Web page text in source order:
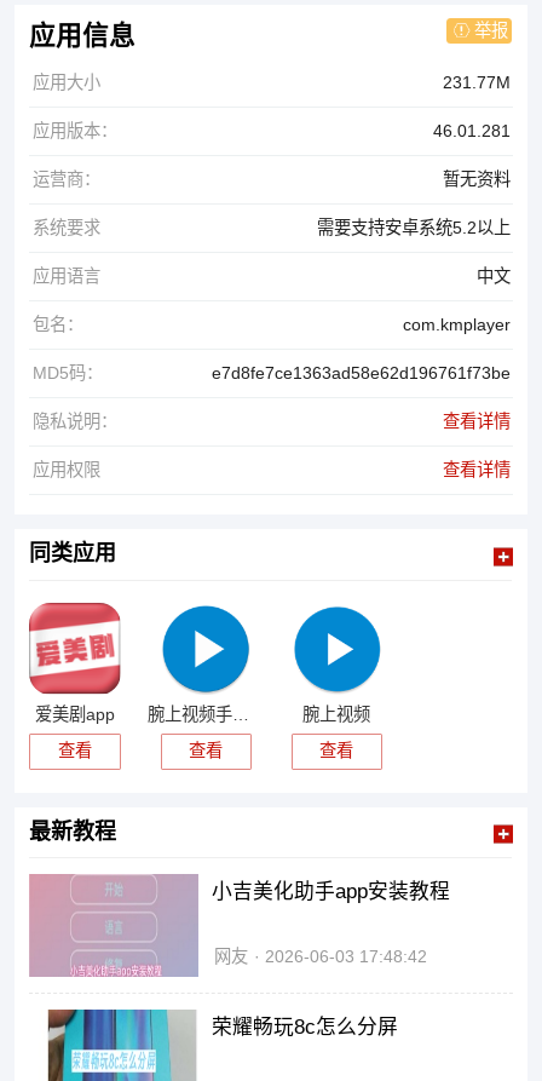
应用信息 举报
应用大小 231.77M
应用版本： 46.01.281
运营商： 暂无资料
系统要求 需要支持安卓系统5.2以上
应用语言 中文
包名： com.kmplayer
MD5码： e7d8fe7ce1363ad58e62d196761f73be
隐私说明： 查看详情
应用权限 查看详情
同类应用
爱美剧app
查看
查看
腕上视频
查看
最新教程
小吉美化助手app安装教程
网友 2026-06-03 17:48:42
荣耀畅玩8c怎么分屏